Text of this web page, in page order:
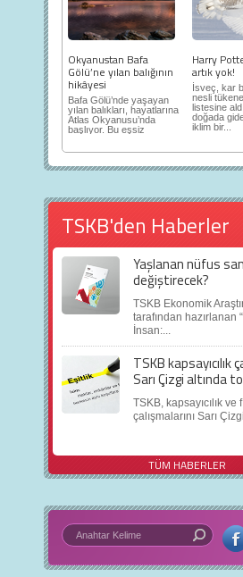
Okyanustan Bafa
Gölü’ne yılan balığının
hikâyesi
Bafa Gölü’nde yaşayan
yılan balıkları, hayatlarına
Atlas Okyanusu’nda
başlıyor. Bu eşsiz
Harry
artık yok!
İsveç, kar
nesli
listesine
doğada
iklim bir...
TSKB'den Haberler
Yaşlanan nüfus
değiştirecek?
TSKB Ekonomik
tarafından hazırlanan
İnsan:...
TSKB kapsayıcılık
Sarı Çizgi altında
TSKB, kapsayıcılık ve
çalışmalarını Sarı
TÜM HABERLER